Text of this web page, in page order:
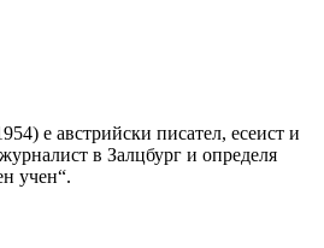
е австрийски писател, есеист и
в Залцбург и определя
учен“.